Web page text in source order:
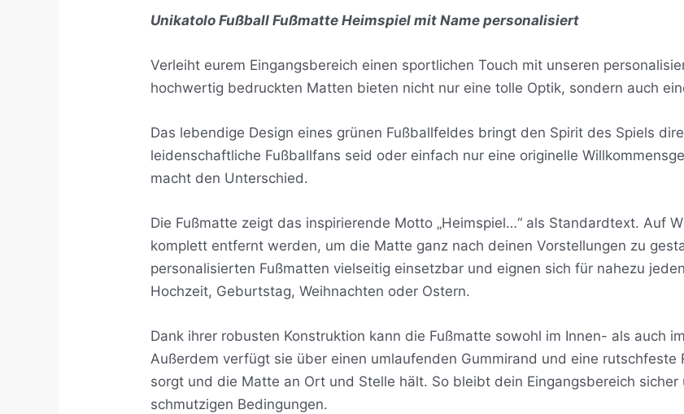
Unikatolo Fußball Fußmatte Heimspiel mit Name personalisiert
Verleiht eurem Eingangsbereich einen sportlichen Touch mit unseren
hochwertig bedruckten Matten bieten nicht nur eine tolle Optik, sondern auch
Das lebendige Design eines grünen Fußballfeldes bringt den Spirit des Spiels
leidenschaftliche Fußballfans seid oder einfach nur eine originelle
macht den Unterschied.
Die Fußmatte zeigt das inspirierende Motto „Heimspiel…“ als Standardtext. Auf
komplett entfernt werden, um die Matte ganz nach deinen Vorstellungen zu
personalisierten Fußmatten vielseitig einsetzbar und eignen sich für nahezu
Hochzeit, Geburtstag, Weihnachten oder Ostern.
Dank ihrer robusten Konstruktion kann die Fußmatte sowohl im Innen- als auch
Außerdem verfügt sie über einen umlaufenden Gummirand und eine
sorgt und die Matte an Ort und Stelle hält. So bleibt dein Eingangsbereich
schmutzigen Bedingungen.